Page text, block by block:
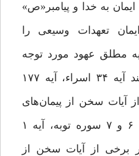
به خدا و پیامبر«ص»
تعهدات وسیعی را
مطلق عهود مورد توجه
قرار گرفته است، مانند آیه ۳۴ اسراء، آیه ۱۷۷
آیات سخن از پیمان‌های
مردمی است مثل آیه ۶ و ۷ سوره توبه، آیه ۱
برخی از آیات سخن از